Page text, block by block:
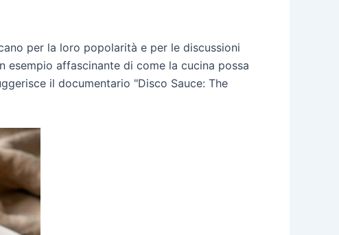
per la loro popolarità e per le discussioni
affascinante di come la cucina possa
il documentario "Disco Sauce: The